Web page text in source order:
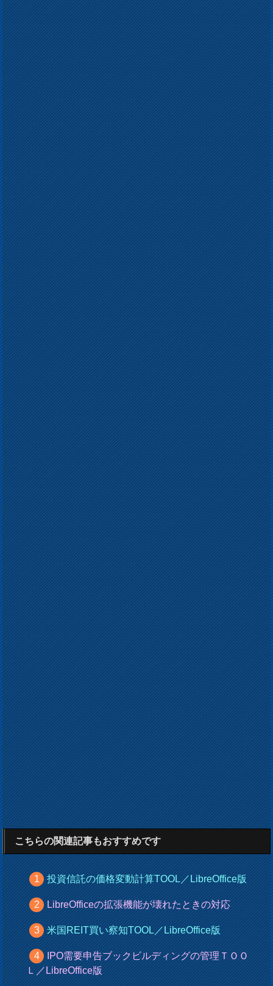
こちらの関連記事もおすすめです
投資信託の価格変動計算TOOL／LibreOffice版
LibreOfficeの拡張機能が壊れたときの対応
米国REIT買い察知TOOL／LibreOffice版
IPO需要申告ブックビルディングの管理ＴＯＯ
Ｌ／LibreOffice版